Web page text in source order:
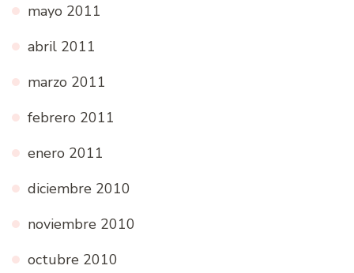
mayo 2011
abril 2011
marzo 2011
febrero 2011
enero 2011
diciembre 2010
noviembre 2010
octubre 2010